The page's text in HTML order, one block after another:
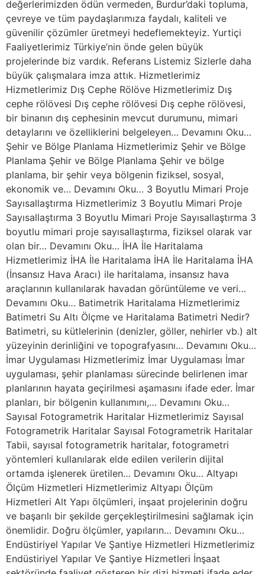
değerlerimizden ödün vermeden, Burdur’daki topluma,
çevreye ve tüm paydaşlarımıza faydalı, kaliteli ve
güvenilir çözümler üretmeyi hedeflemekteyiz. Yurtiçi
Faaliyetlerimiz Türkiye’nin önde gelen büyük
projelerinde biz vardık. Referans Listemiz Sizlerle daha
büyük çalışmalara imza attık. Hizmetlerimiz
Hizmetlerimiz Dış Cephe Rölöve Hizmetlerimiz Dış
cephe rölövesi Dış cephe rölövesi Dış cephe rölövesi,
bir binanın dış cephesinin mevcut durumunu, mimari
detaylarını ve özelliklerini belgeleyen… Devamını Oku…
Şehir ve Bölge Planlama Hizmetlerimiz Şehir ve Bölge
Planlama Şehir ve Bölge Planlama Şehir ve bölge
planlama, bir şehir veya bölgenin fiziksel, sosyal,
ekonomik ve… Devamını Oku… 3 Boyutlu Mimari Proje
Sayısallaştırma Hizmetlerimiz 3 Boyutlu Mimari Proje
Sayısallaştırma 3 Boyutlu Mimari Proje Sayısallaştırma 3
boyutlu mimari proje sayısallaştırma, fiziksel olarak var
olan bir… Devamını Oku… İHA İle Haritalama
Hizmetlerimiz İHA İle Haritalama İHA İle Haritalama İHA
(İnsansız Hava Aracı) ile haritalama, insansız hava
araçlarının kullanılarak havadan görüntüleme ve veri…
Devamını Oku… Batimetrik Haritalama Hizmetlerimiz
Batimetri Su Altı Ölçme ve Haritalama Batimetri Nedir?
Batimetri, su kütlelerinin (denizler, göller, nehirler vb.) alt
yüzeyinin derinliğini ve topografyasını… Devamını Oku…
İmar Uygulaması Hizmetlerimiz İmar Uygulaması İmar
uygulaması, şehir planlaması sürecinde belirlenen imar
planlarının hayata geçirilmesi aşamasını ifade eder. İmar
planları, bir bölgenin kullanımını,… Devamını Oku…
Sayısal Fotogrametrik Haritalar Hizmetlerimiz Sayısal
Fotogrametrik Haritalar Sayısal Fotogrametrik Haritalar
Tabii, sayısal fotogrametrik haritalar, fotogrametri
yöntemleri kullanılarak elde edilen verilerin dijital
ortamda işlenerek üretilen… Devamını Oku… Altyapı
Ölçüm Hizmetleri Hizmetlerimiz Altyapı Ölçüm
Hizmetleri Alt Yapı ölçümleri, inşaat projelerinin doğru
ve başarılı bir şekilde gerçekleştirilmesini sağlamak için
önemlidir. Doğru ölçümler, yapıların… Devamını Oku…
Endüstiriyel Yapılar Ve Şantiye Hizmetleri Hizmetlerimiz
Endüstiriyel Yapılar Ve Şantiye Hizmetleri İnşaat